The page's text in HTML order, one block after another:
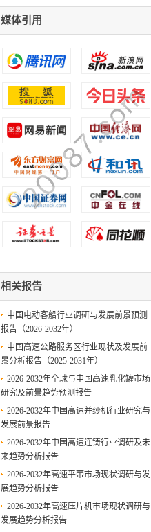
媒体引用
相关报告
中国电动客船行业调研与发展前景预测
报告（2026-2032年）
中国高速公路服务区行业现状及发展前
景分析报告（2025-2031年）
2026-2032年全球与中国高速乳化罐市场
研究及前景趋势预测报告
2026-2032年中国高速并纱机行业研究与
发展前景报告
2026-2032年中国高速连铸行业调研及未
来趋势分析报告
2026-2032年高速平带市场现状调研与发
展趋势分析报告
2026-2032年高速压片机市场现状调研与
发展趋势分析报告